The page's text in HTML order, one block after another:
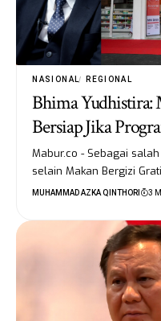
NASIONAL REGIONAL
Bhima Yudhistira:
Bersiap Jika
Mabur.co - Sebagai
selain Makan Bergizi
MUHAMMAD AZKA QINTHORI 3